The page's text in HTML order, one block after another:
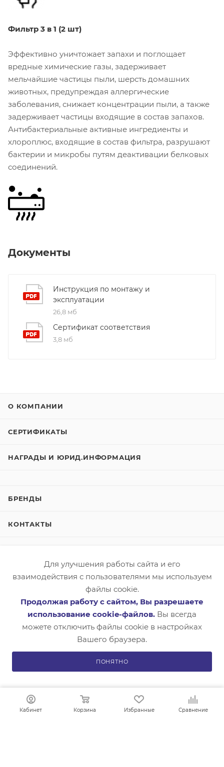
Фильтр 3 в 1 (2 шт)
Эффективно уничтожает запахи и поглощает
вредные химические газы, задерживает
мельчайшие частицы пыли, шерсть домашних
животных, предупреждая аллергические
заболевания, снижает концентрации пыли, а также
задерживает частицы входящие в состав запахов.
Антибактериальные активные ингредиенты и
хлороплюс, входящие в состав фильтра, разрушают
бактерии и микробы путям деактивации белковых
соединений.
Документы
Инструкция по монтажу и
эксплуатации
26,8 мб
Сертификат соответствия
3,8 мб
О КОМПАНИИ
СЕРТИФИКАТЫ
НАГРАДЫ И ЮРИД.ИНФОРМАЦИЯ
БРЕНДЫ
КОНТАКТЫ
УСЛУГИ
КАК ЗАКАЗАТЬ
8 (4852) 33-23-43
info@snabliga.ru
150042, г. Ярославль,
Кабинет Корзина Избранные Сравнение
Для улучшения работы сайта и его
взаимодействия с пользователями мы используем
файлы cookie.
Продолжая работу с сайтом, Вы разрешаете
использование cookie-файлов. Вы всегда
можете отключить файлы cookie в настройках
Вашего браузера.
ПОНЯТНО